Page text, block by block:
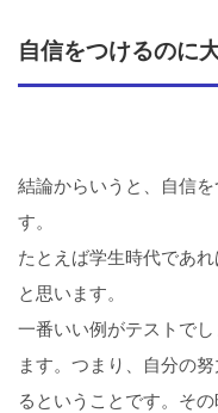
自信をつけるのに
結論からいうと、自信
す。
たとえば学生時代であ
と思います。
一番いい例がテストで
ます。つまり、自分の
るということです。そ